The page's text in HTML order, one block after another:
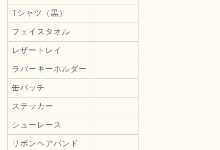
Tシャツ（黒）
フェイスタオル
レザートレイ
ラバーキーホルダー
缶バッチ
ステッカー
シューレース
リボンヘアバンド